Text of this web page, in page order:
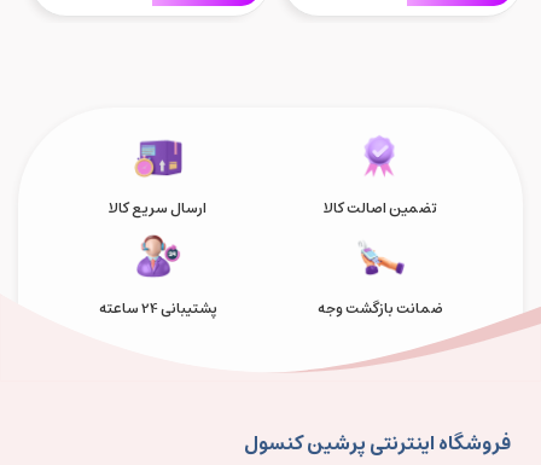
تضمین اصالت کالا ارسال سریع کالا
ضمانت بازگشت وجه پشتیبانی 24 ساعته
فروشگاه اینترنتی پرشین کنسول